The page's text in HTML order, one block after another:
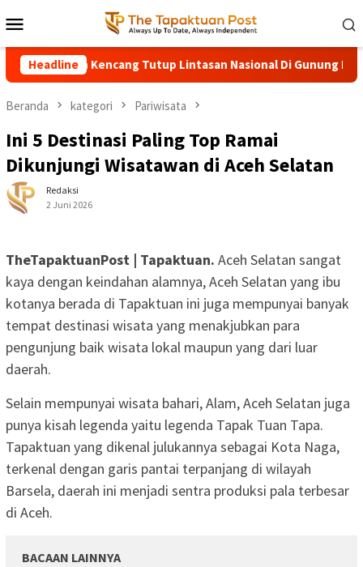
ke
kontenMobile
Headline
Angin Kencang Tutup Lintasan Nasional Di Gunung Panjupian
Beranda kategori Pariwisata
Ini 5 Destinasi Paling Top Ramai
Dikunjungi Wisatawan di Aceh Selatan
Redaksi
2 Juni 2026
TheTapaktuanPost | Tapaktuan. Aceh Selatan sangat
kaya dengan keindahan alamnya, Aceh Selatan yang ibu
kotanya berada di Tapaktuan ini juga mempunyai banyak
tempat destinasi wisata yang menakjubkan para
pengunjung baik wisata lokal maupun yang dari luar
daerah.
‎Selain mempunyai wisata bahari, Alam, Aceh Selatan juga
punya kisah legenda yaitu legenda Tapak Tuan Tapa.
Tapaktuan yang dikenal julukannya sebagai Kota Naga,
terkenal dengan garis pantai terpanjang di wilayah
Barsela, daerah ini menjadi sentra produksi pala terbesar
di Aceh.
BACAAN LAINNYA